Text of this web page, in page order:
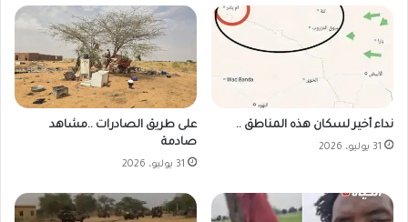
نداء أخير لسكان هذه المناطق ..
31 يوليو، 2026
على طريق الصادرات ..مشاهد
صادمة
31 يوليو، 2026